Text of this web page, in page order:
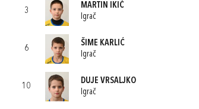
3
MARTIN IKIĆ
Igrač
6
ŠIME KARLIĆ
Igrač
10
DUJE VRSALJKO
Igrač